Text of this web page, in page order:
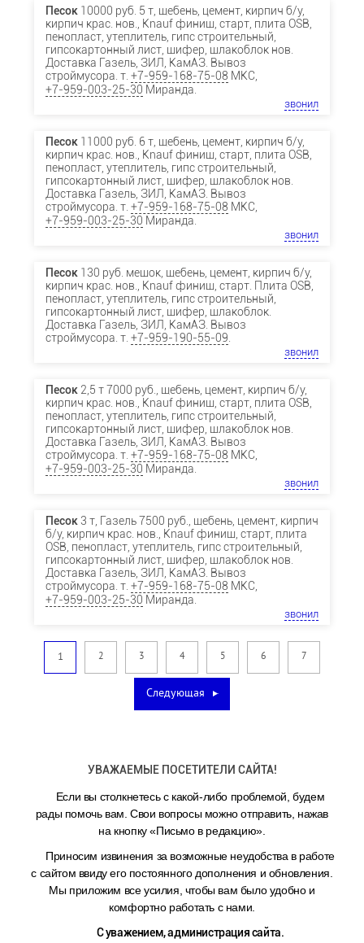
Песок10000 руб. 5 т, щебень, цемент, кирпич б/у,
кирпич крас. нов., Knauf финиш, старт, плита OSB,
пенопласт, утеплитель, гипс строительный,
гипсокартонный лист, шифер, шлакоблок нов.
Доставка Газель, ЗИЛ, КамАЗ. Вывоз
строймусора. т. +7-959-168-75-08 МКС,
+7-959-003-25-30 Миранда.
звонил
Песок11000 руб. 6 т, щебень, цемент, кирпич б/у,
кирпич крас. нов., Knauf финиш, старт, плита OSB,
пенопласт, утеплитель, гипс строительный,
гипсокартонный лист, шифер, шлакоблок нов.
Доставка Газель, ЗИЛ, КамАЗ. Вывоз
строймусора. т. +7-959-168-75-08 МКС,
+7-959-003-25-30 Миранда.
звонил
Песок130 руб. мешок, щебень, цемент, кирпич б/у,
кирпич крас. нов., Knauf финиш, старт. Плита OSB,
пенопласт, утеплитель, гипс строительный,
гипсокартонный лист, шифер, шлакоблок.
Доставка Газель, ЗИЛ, КамАЗ. Вывоз
строймусора. т. +7-959-190-55-09.
звонил
Песок2,5 т 7000 руб., щебень, цемент, кирпич б/у,
кирпич крас. нов., Knauf финиш, старт, плита OSB,
пенопласт, утеплитель, гипс строительный,
гипсокартонный лист, шифер, шлакоблок нов.
Доставка Газель, ЗИЛ, КамАЗ. Вывоз
строймусора. т. +7-959-168-75-08 МКС,
+7-959-003-25-30 Миранда.
звонил
Песок3 т, Газель 7500 руб., щебень, цемент, кирпич
б/у, кирпич крас. нов., Knauf финиш, старт, плита
OSB, пенопласт, утеплитель, гипс строительный,
гипсокартонный лист, шифер, шлакоблок нов.
Доставка Газель, ЗИЛ, КамАЗ. Вывоз
строймусора. т. +7-959-168-75-08 МКС,
+7-959-003-25-30 Миранда.
звонил
1 2 3 4 5 6 7
Следующая
УВАЖАЕМЫЕ ПОСЕТИТЕЛИ САЙТА!
Если вы столкнетесь с какой-либо проблемой, будем
рады помочь вам. Свои вопросы можно отправить, нажав
на кнопку «Письмо в редакцию».
Приносим извинения за возможные неудобства в работе
с сайтом ввиду его постоянного дополнения и обновления.
Мы приложим все усилия, чтобы вам было удобно и
комфортно работать с нами.
С уважением, администрация сайта.